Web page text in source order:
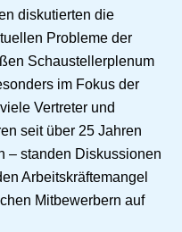
diskutierten die
Probleme der
Schaustellerplenum
im Fokus der
Vertreter und
seit über 25 Jahren
– standen Diskussionen
Arbeitskräftemangel
Mitbewerbern auf